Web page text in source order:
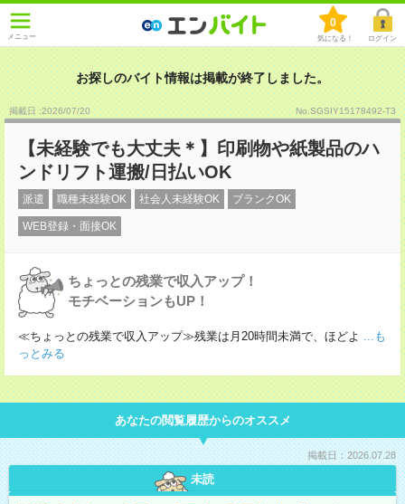
メニュー
0
気になる！ ログイン
お探しのバイト情報は掲載が終了しました。
掲載日 :2026/07/20 No.SGSIY15178492-T3
【未経験でも大丈夫＊】印刷物や紙製品のハ
ンドリフト運搬/日払いOK
派遣 職種未経験OK 社会人未経験OK ブランクOK
WEB登録・面接OK
ちょっとの残業で収入アップ！
モチベーションもUP！
≪ちょっとの残業で収入アップ≫残業は月20時間未満で、ほどよ ...も
っとみる
あなたの閲覧履歴からのオススメ
掲載日：2026.07.28
未読